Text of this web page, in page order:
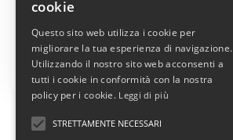
Agosto 2022
Luglio 2022
cookie
Questo sito web utilizza i cookie per
migliorare la tua esperienza di navigazione.
Utilizzando il nostro sito web acconsenti a
tutti i cookie in conformità con la nostra
policy per i cookie. Leggi di più
STRETTAMENTE NECESSARI